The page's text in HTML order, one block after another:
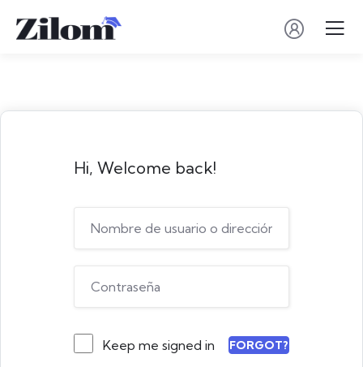
Hi, Welcome back!
Keep me signed in FORGOT?